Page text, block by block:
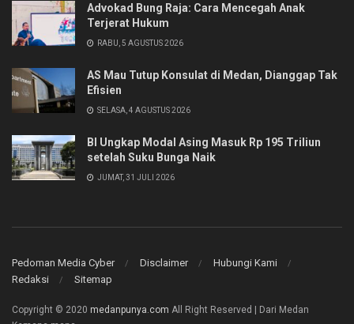
Advokad Bung Raja: Cara Mencegah Anak
Terjerat Hukum
RABU, 5 AGUSTUS 2026
AS Mau Tutup Konsulat di Medan, Dianggap Tak
Efisien
SELASA, 4 AGUSTUS 2026
BI Ungkap Modal Asing Masuk Rp 195 Triliun
setelah Suku Bunga Naik
JUMAT, 31 JULI 2026
Pedoman Media Cyber Disclaimer
Hubungi Kami
Redaksi
Sitemap
Copyright © 2020 medanpunya.com All Right Reserved | Dari Medan